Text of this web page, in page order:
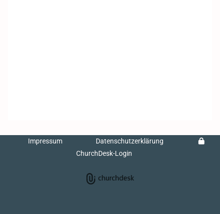
Impressum
Datenschutzerklärung
ChurchDesk-Login